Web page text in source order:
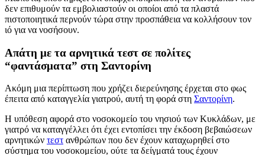
δεν επιθυμούν τα εμβολιαστούν οι οποίοι από τα πλαστά
πιστοποιητικά περνούν τώρα στην προσπάθεια να κολλήσουν τον
ιό για να νοσήσουν.
Απάτη με τα αρνητικά τεστ σε πολίτες
“φαντάσματα” στη Σαντορίνη
Aκόμη μια περίπτωση που χρήζει διερεύνησης έρχεται στο φως
έπειτα από καταγγελία γιατρού, αυτή τη φορά στη Σαντορίνη.
Η υπόθεση αφορά στο νοσοκομείο του νησιού των Κυκλάδων, με
γιατρό να καταγγέλλει ότι έχει εντοπίσει την έκδοση βεβαιώσεων
αρνητικών τεστ ανθρώπων που δεν έχουν καταχωρηθεί στο
σύστημα του νοσοκομείου, ούτε τα δείγματά τους έχουν